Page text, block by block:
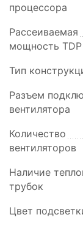
процессора
Рассеиваемая
мощность
Тип
Разъем
вентилятора
Количество
вентиляторов
Наличие
трубок
Цвет